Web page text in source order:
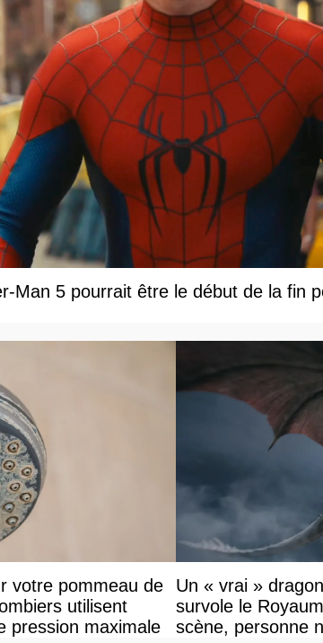
Man 5 pourrait être le début de la fin
votre pommeau de
utilisent
pression maximale
Un « vrai »
survole le
scène, personne